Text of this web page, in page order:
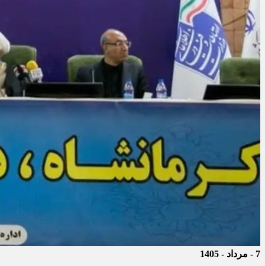
7 - مرداد - 1405